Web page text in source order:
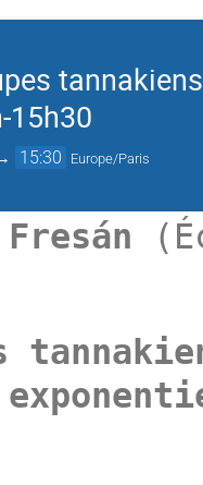
15h30
15:30 Europe/Paris
án